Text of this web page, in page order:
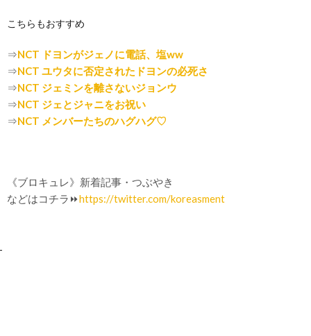
こちらもおすすめ
⇒NCT ドヨンがジェノに電話、塩ww
⇒NCT ユウタに否定されたドヨンの必死さ
⇒NCT ジェミンを離さないジョンウ
⇒NCT ジェとジャニをお祝い
⇒NCT メンバーたちのハグハグ♡
《ブロキュレ》新着記事・つぶやき
などはコチラ⏩https://twitter.com/koreasment